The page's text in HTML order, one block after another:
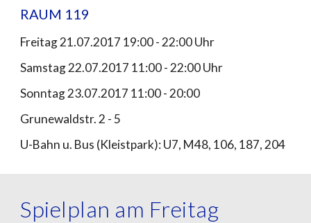
RAUM 119
Freitag 21.07.2017 19:00 - 22:00 Uhr
Samstag 22.07.2017 11:00 - 22:00 Uhr
Sonntag 23.07.2017 11:00 - 20:00
Grunewaldstr. 2 - 5
U-Bahn u. Bus (Kleistpark): U7, M48, 106, 187, 204
Spielplan am Freitag